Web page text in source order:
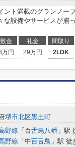
ント満載のグランノー
な設備やサービスが揃
敷金 礼金 間取り
万円 29万円 2LDK
堺市北区黒土町
野線 「 百舌鳥八幡 」駅
野線 「 中百舌鳥 」駅 徒